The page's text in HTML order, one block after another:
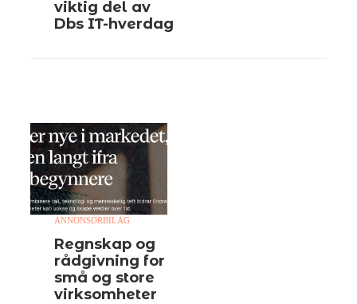
viktig del av
Dbs IT-hverdag
ANNONSØRBILAG
Regnskap og
rådgivning for
små og store
virksomheter